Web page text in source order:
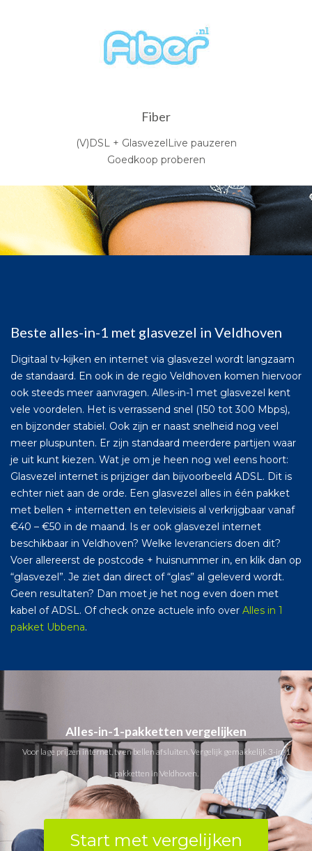
Fiber
(V)DSL + GlasvezelLive pauzeren
Goedkoop proberen
Beste alles-in-1 met glasvezel in Veldhoven
Digitaal tv-kijken en internet via glasvezel wordt langzaam
de standaard. En ook in de regio Veldhoven komen hiervoor
ook steeds meer aanvragen. Alles-in-1 met glasvezel kent
vele voordelen. Het is verrassend snel (150 tot 300 Mbps),
en bijzonder stabiel. Ook zijn er naast snelheid nog veel
meer pluspunten. Er zijn standaard meerdere partijen waar
je uit kunt kiezen. Wat je om je heen nog wel eens hoort:
Glasvezel internet is prijziger dan bijvoorbeeld ADSL. Dit is
echter niet aan de orde. Een glasvezel alles in één pakket
met bellen + internetten en televisieis al verkrijgbaar vanaf
€40 – €50 in de maand. Is er ook glasvezel internet
beschikbaar in Veldhoven? Welke leveranciers doen dit?
Voer allereerst de postcode + huisnummer in, en klik dan op
“glasvezel”. Je ziet dan direct of “glas” al geleverd wordt.
Geen resultaten? Dan moet je het nog even doen met
kabel of ADSL. Of check onze actuele info over Alles in 1
pakket Ubbena.
Alles-in-1-pakketten vergelijken
Voor lage prijzen internet, tv en bellen afsluiten. Vergelijk gemakkelijk 3-in-1
pakketten in Veldhoven.
Start met vergelijken